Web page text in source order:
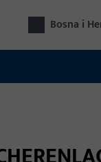
Bosna i